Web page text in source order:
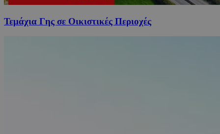
Τεμάχια Γης σε Οικιστικές Περιοχές